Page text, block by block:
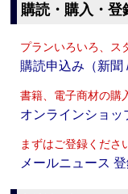
購読・購入・登
プランいろいろ、ス
購読申込み（新聞
書籍、電子商材の購
オンラインショッ
まずはご登録くださ
メールニュース 登